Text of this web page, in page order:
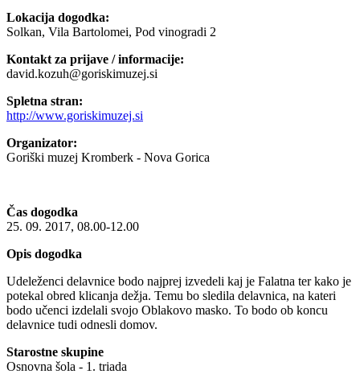
Lokacija dogodka:
Solkan, Vila Bartolomei, Pod vinogradi 2
Kontakt za prijave / informacije:
david.kozuh@goriskimuzej.si
Spletna stran:
http://www.goriskimuzej.si
Organizator:
Goriški muzej Kromberk - Nova Gorica
Čas dogodka
25. 09. 2017, 08.00-12.00
Opis dogodka
Udeleženci delavnice bodo najprej izvedeli kaj je Falatna ter kako je
potekal obred klicanja dežja. Temu bo sledila delavnica, na kateri
bodo učenci izdelali svojo Oblakovo masko. To bodo ob koncu
delavnice tudi odnesli domov.
Starostne skupine
Osnovna šola - 1. triada